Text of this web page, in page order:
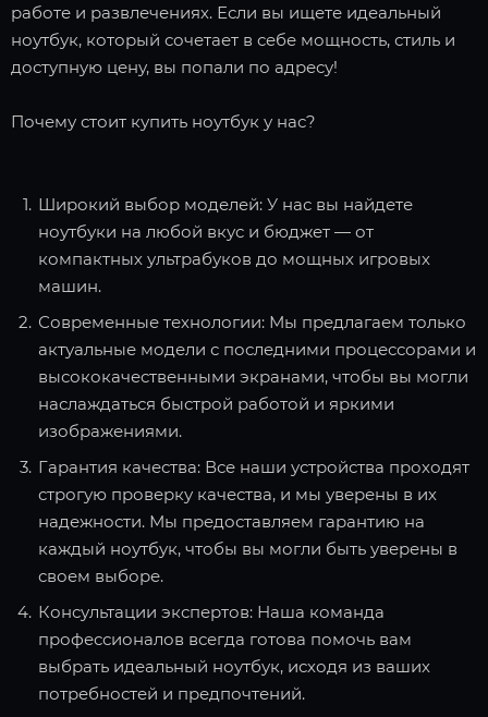
работе и развлечениях. Если вы ищете идеальный
ноутбук, который сочетает в себе мощность, стиль и
доступную цену, вы попали по адресу!
Почему стоит купить ноутбук у нас?
Широкий выбор моделей: У нас вы найдете
ноутбуки на любой вкус и бюджет — от
компактных ультрабуков до мощных игровых
машин.
Современные технологии: Мы предлагаем только
актуальные модели с последними процессорами и
высококачественными экранами, чтобы вы могли
наслаждаться быстрой работой и яркими
изображениями.
Гарантия качества: Все наши устройства проходят
строгую проверку качества, и мы уверены в их
надежности. Мы предоставляем гарантию на
каждый ноутбук, чтобы вы могли быть уверены в
своем выборе.
Консультации экспертов: Наша команда
профессионалов всегда готова помочь вам
выбрать идеальный ноутбук, исходя из ваших
потребностей и предпочтений.